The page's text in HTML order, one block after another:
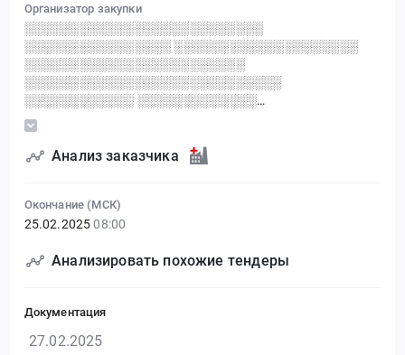
Организатор закупки
░░░░░░░░░░░░░░░░░░░░░░░░░░
░░░░░░░░░░░░░░░░ ░░░░░░░░░░░░░░░░░░░░
░░░░░░░░░░░░░░░░░░░░░░░░
░░░░░░░░░░░░░░░░░░░░░░░░░░░░
░░░░░░░░░░░░ ░░░░░░░░░░░░░
░░░░░░░░░░░░░░ ░░░░░░░░░░░░░░░░░░░
Анализ заказчика
Окончание (МСК)
25.02.2025 08:00
Анализировать похожие тендеры
Документация
27.02.2025